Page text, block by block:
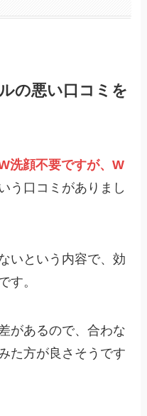
の悪い口コミを
洗顔不要ですが、W
う口コミがありまし
いという内容で、効
す。
があるので、合わな
た方が良さそうです